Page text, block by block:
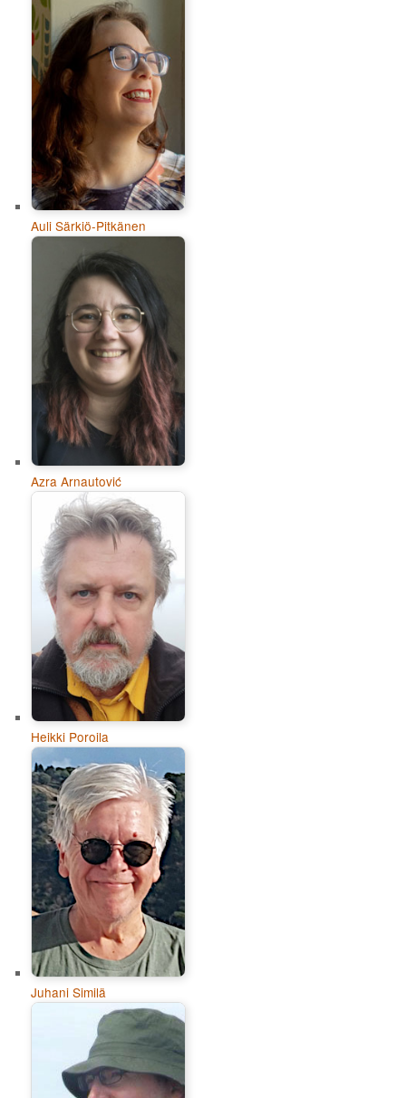
Auli Särkiö-Pitkänen
Azra Arnautović
Heikki Poroila
Juhani Similä